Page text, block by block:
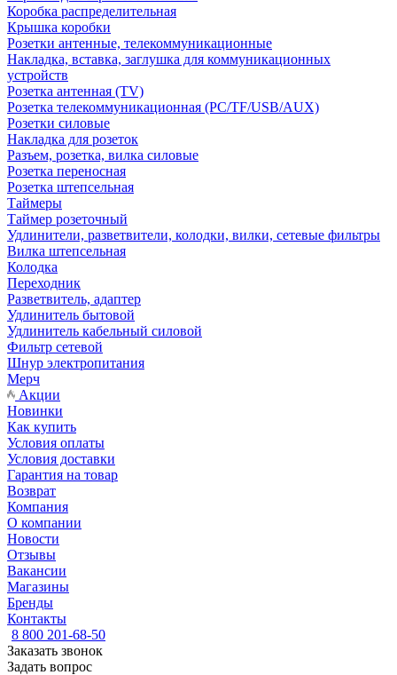
Коробка распределительная
Крышка коробки
Розетки антенные, телекоммуникационные
Накладка, вставка, заглушка для коммуникационных
устройств
Розетка антенная (TV)
Розетка телекоммуникационная (PC/TF/USB/AUX)
Розетки силовые
Накладка для розеток
Разъем, розетка, вилка силовые
Розетка переносная
Розетка штепсельная
Таймеры
Таймер розеточный
Удлинители, разветвители, колодки, вилки, сетевые фильтры
Вилка штепсельная
Колодка
Переходник
Разветвитель, адаптер
Удлинитель бытовой
Удлинитель кабельный силовой
Фильтр сетевой
Шнур электропитания
Мерч
Акции
Новинки
Как купить
Условия оплаты
Условия доставки
Гарантия на товар
Возврат
Компания
О компании
Новости
Отзывы
Вакансии
Магазины
Бренды
Контакты
8 800 201-68-50
Заказать звонок
Задать вопрос